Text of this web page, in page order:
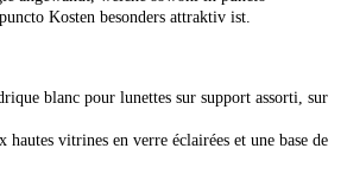
Kosten besonders attraktiv ist.